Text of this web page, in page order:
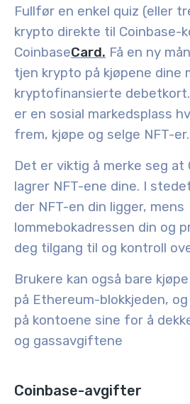
Fullfør en enkel quiz (eller
krypto direkte til Coinbase-
CoinbaseCard. Få en ny
tjen krypto på kjøpene dine
kryptofinansierte debetkort.
er en sosial markedsplass
frem, kjøpe og selge NFT-er.
Det er viktig å merke seg at
lagrer NFT-ene dine. I
der NFT-en din ligger, mens
lommebokadressen din og
deg tilgang til og kontroll
Brukere kan også bare
på Ethereum-blokkjeden,
på kontoene sine for å
og gassavgiftene
Coinbase-avgifter